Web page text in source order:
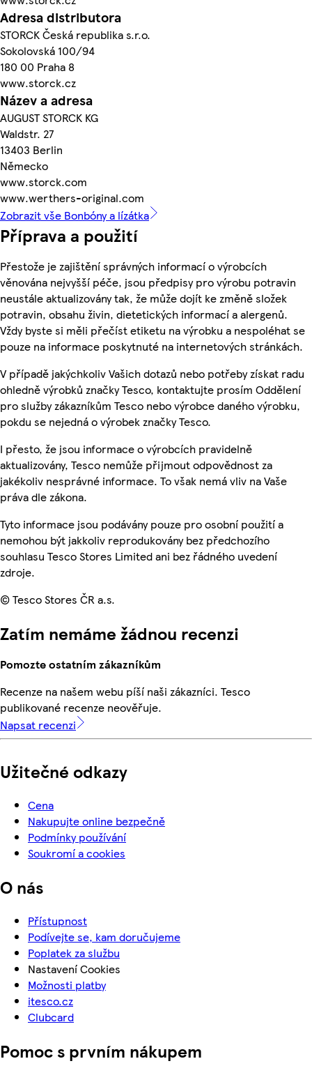
Adresa distributora
STORCK Česká republika s.r.o.
Sokolovská 100/94
180 00 Praha 8
www.storck.cz
Název a adresa
AUGUST STORCK KG
Waldstr. 27
13403 Berlin
Německo
www.storck.com
www.werthers-original.com
Zobrazit vše Bonbóny a lízátka
Příprava a použití
Přestože je zajištění správných informací o výrobcích
věnována nejvyšší péče, jsou předpisy pro výrobu potravin
neustále aktualizovány tak, že může dojít ke změně složek
potravin, obsahu živin, dietetických informací a alergenů.
Vždy byste si měli přečíst etiketu na výrobku a nespoléhat se
pouze na informace poskytnuté na internetových stránkách.
V případě jakýchkoliv Vašich dotazů nebo potřeby získat radu
ohledně výrobků značky Tesco, kontaktujte prosím Oddělení
pro služby zákazníkům Tesco nebo výrobce daného výrobku,
pokdu se nejedná o výrobek značky Tesco.
I přesto, že jsou informace o výrobcích pravidelně
aktualizovány, Tesco nemůže přijmout odpovědnost za
jakékoliv nesprávné informace. To však nemá vliv na Vaše
práva dle zákona.
Tyto informace jsou podávány pouze pro osobní použití a
nemohou být jakkoliv reprodukovány bez předchozího
souhlasu Tesco Stores Limited ani bez řádného uvedení
zdroje.
© Tesco Stores ČR a.s.
Zatím nemáme žádnou recenzi
Pomozte ostatním zákazníkům
Recenze na našem webu píší naši zákazníci. Tesco
publikované recenze neověřuje.
Napsat recenzi
Užitečné odkazy
Cena
Nakupujte online bezpečně
Podmínky používání
Soukromí a cookies
O nás
Přístupnost
Podívejte se, kam doručujeme
Poplatek za službu
Nastavení Cookies
Možnosti platby
itesco.cz
Clubcard
Pomoc s prvním nákupem